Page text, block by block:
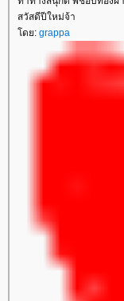
สวัสดีปีใหม่จ้า
ดย: grappa